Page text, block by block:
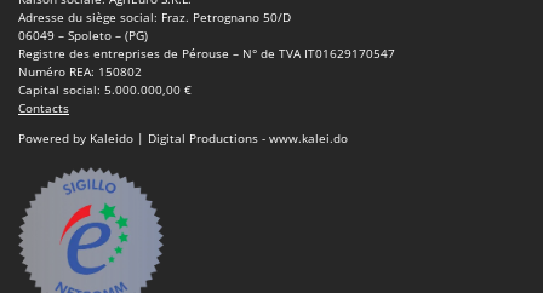
Adresse du siège social: Fraz. Petrognano 50/D
06049 – Spoleto – (PG)
Registre des entreprises de Pérouse – N° de TVA IT01629170547
Numéro REA: 150802
Capital social: 5.000.000,00 €
Contacts
Powered by Kaleido | Digital Productions - www.kalei.do